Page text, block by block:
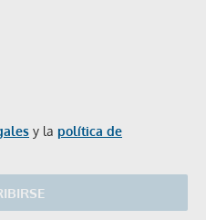
y la política de